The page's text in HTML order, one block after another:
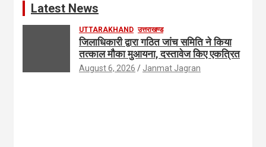
Latest News
UTTARAKHAND उत्तराखण्ड
जिलाधिकारी द्वारा गठित जांच समिति ने किया
तत्काल मौका मुआयना, दस्तावेज किए एकत्रित
August 6, 2026 Janmat Jagran